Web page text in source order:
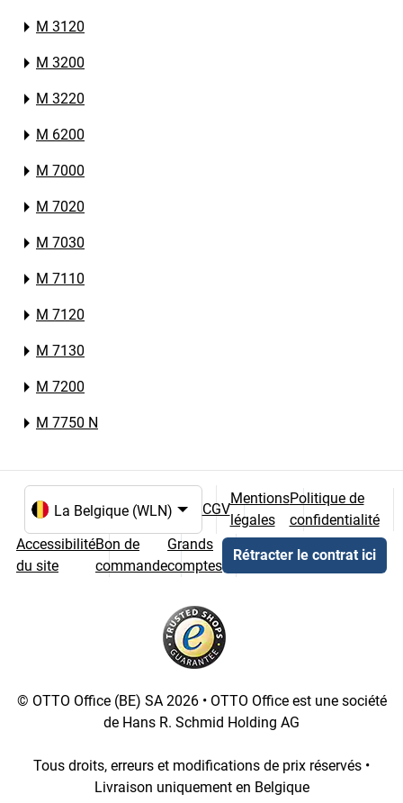
M 3120
M 3200
M 3220
M 6200
M 7000
M 7020
M 7030
M 7110
M 7120
M 7130
M 7200
M 7750 N
Choix de la langue et du pays
CGV
Mentions
légales
Politique de
confidentialité
Accessibilité
du site
Bon de
commande
Grands
comptes
Rétracter le contrat ici
© OTTO Office (BE) SA 2026 • OTTO Office est une société
de Hans R. Schmid Holding AG
Tous droits, erreurs et modifications de prix réservés •
Livraison uniquement en Belgique